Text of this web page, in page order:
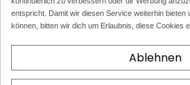
KONTAKT
NEWSLETTER
entspricht. Damit wir diesen Service weiterhin
können, bitten wir dich um Erlaubnis, diese Cookies
Ablehnen